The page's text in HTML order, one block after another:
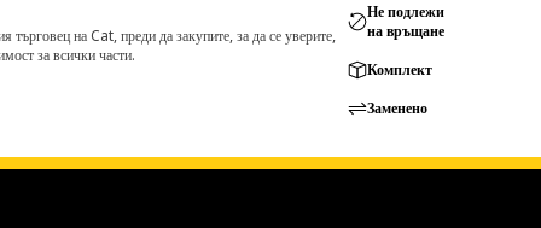
на Cat, преди да закупите, за да се уверите,
за всички части.
Не подлежи
на връщане
Комплект
Заменено